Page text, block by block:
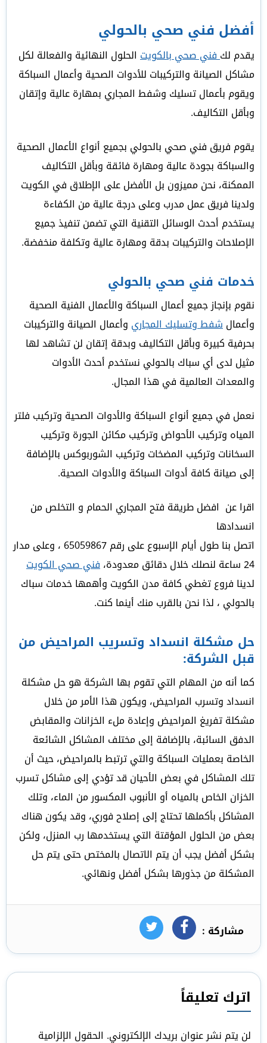
أفضل فني صحي بالحولي
يقدم لكفني صحي بالكويت الحلول النهائية والفعالة لكل
مشاكل الصيانة والتركيبات للأدوات الصحية وأعمال السباكة
ويقوم بأعمال تسليك وشفط المجاري بمهارة عالية وإتقان
وبأقل التكاليف.
يقوم فريق فني صحي بالحولي بجميع أنواع الأعمال الصحية
والسباكة بجودة عالية ومهارة فائقة وبأقل التكاليف
الممكنة، نحن مميزون بل الأفضل على الإطلاق في الكويت
ولدينا فريق عمل مدرب وعلى درجة عالية من الكفاءة
يستخدم أحدث الوسائل التقنية التي تضمن تنفيذ جميع
الإصلاحات والتركيبات بدقة ومهارة عالية وتكلفة منخفضة.
خدمات فني صحي بالحولي
نقوم بإنجاز جميع أعمال السباكة والأعمال الفنية الصحية
وأعمالشفط وتسليك المجاري وأعمال الصيانة والتركيبات
بحرفية كبيرة وبأقل التكاليف وبدقة إتقان لن تشاهد لها
مثيل لدى أي سباك بالحولي نستخدم أحدث الأدوات
والمعدات العالمية في هذا المجال.
نعمل في جميع أنواع السباكة والأدوات الصحية وتركيب فلتر
المياه وتركيب الأحواض وتركيب مكائن الجورة وتركيب
السخانات وتركيب المضخات وتركيب الشوربوكس بالإضافة
إلى صيانة كافة أدوات السباكة والأدوات الصحية.
اقرا عن افضل طريقة فتح المجاري الحمام و التخلص من
انسدادها
اتصل بنا طول أيام الإسبوع على رقم 65059867 ، وعلى مدار
24 ساعة لنصلك خلال دقائق معدودة،
فني صحي الكويت
لدينا فروع تغطي كافة مدن الكويت وأهمها خدمات سباك
بالحولي ، لذا نحن بالقرب منك أينما كنت.
حل مشكلة انسداد وتسريب المراحيض من
قبل الشركة:
كما أنه من المهام التي تقوم بها الشركة هو حل مشكلة
انسداد وتسرب المراحيض، ويكون هذا الأمر من خلال
مشكلة تفريغ المراحيض وإعادة ملء الخزانات والمقابض
الدفق السائبة، بالإضافة إلى مختلف المشاكل الشائعة
الخاصة بعمليات السباكة والتي ترتبط بالمراحيض، حيث أن
تلك المشاكل في بعض الأحيان قد تؤدي إلى مشاكل تسرب
الخزان الخاص بالمياه أو الأنبوب المكسور من الماء، وتلك
المشاكل بأكملها تحتاج إلى إصلاح فوري، وقد يكون هناك
بعض من الحلول المؤقتة التي يستخدمها رب المنزل، ولكن
بشكل أفضل يجب أن يتم الاتصال بالمختص حتى يتم حل
المشكلة من جذورها بشكل أفضل ونهائي.
مشاركة : فيسبوكتويتر
اترك تعليقاً
لن يتم نشر عنوان بريدك الإلكتروني. الحقول الإلزامية